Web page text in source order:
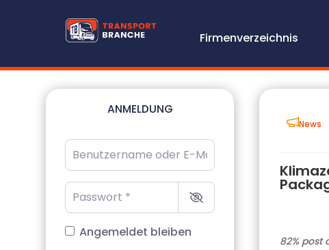
Firmenverzeichnis
ANMELDUNG
Benutzername oder E-Mail-Adresse
Passwort
Angemeldet bleiben
News
82% post